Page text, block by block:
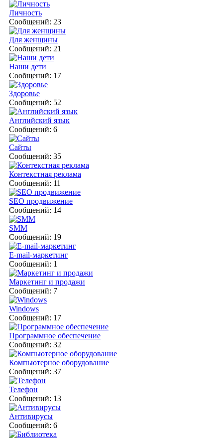
Личность
Сообщений: 23
Для женщины
Сообщений: 21
Наши дети
Сообщений: 17
Здоровье
Сообщений: 52
Английский язык
Сообщений: 6
Сайты
Сообщений: 35
Контекстная реклама
Сообщений: 11
SEO продвижение
Сообщений: 14
SMM
Сообщений: 19
E-mail-маркетинг
Сообщений: 1
Маркетинг и продажи
Сообщений: 7
Windows
Сообщений: 17
Программное обеспечение
Сообщений: 32
Компьютерное оборудование
Сообщений: 37
Телефон
Сообщений: 13
Антивирусы
Сообщений: 6